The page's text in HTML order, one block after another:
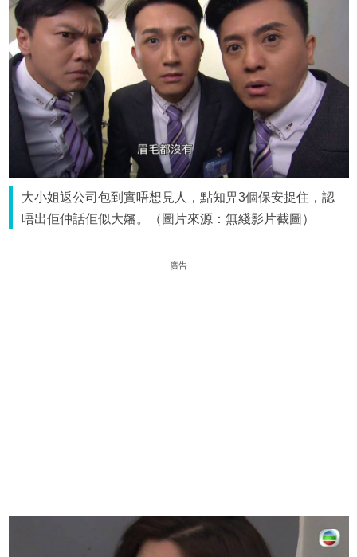
大小姐返公司包到實唔想見人，點知畀3個保安捉住，認
唔出佢仲話佢似大嬸。（圖片來源：無綫影片截圖）
廣告